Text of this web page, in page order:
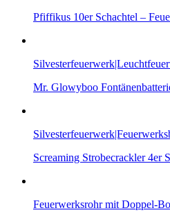
Pfiffikus 10er Schachtel –
Mr. Glowyboo
Screaming Strobecrackler 4er
Feuerwerksrohr mit Doppel-